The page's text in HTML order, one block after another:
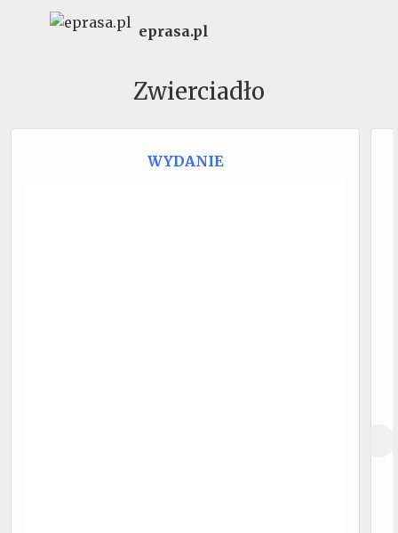
eprasa.pl
Zwierciadło
WYDANIE